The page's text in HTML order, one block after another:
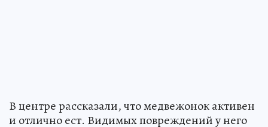
В центре рассказали, что медвежонок активен
и отлично ест. Видимых повреждений у него